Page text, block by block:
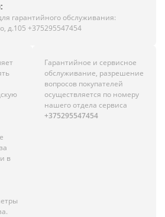
гарантийного обслуживания:
д.105 +375295547454
в
Гарантийное и сервисное
обслуживание, разрешение
вопросов покупателей
осуществляется по номеру
нашего отдела сервиса
+375295547454